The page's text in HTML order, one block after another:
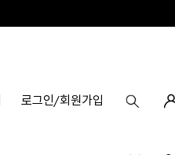
로그인/회원가입